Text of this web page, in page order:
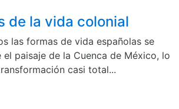
de la vida colonial
las formas de vida españolas se
el paisaje de la Cuenca de México, lo
casi total...